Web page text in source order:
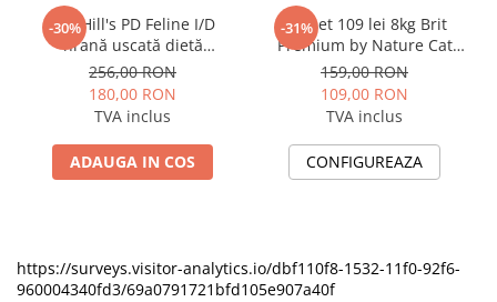
-30%
3kg Hill's PD Feline I/D
hrană uscată dietă
veterinară pentru pisici cu
probleme digestive
256,00 RON
180,00 RON
TVA inclus
ADAUGA IN COS
-31%
Pachet 109 lei 8kg Brit
Premium by Nature Cat
Adult Chicken, hrana uscata
pentru pisici adulte + 162
lei Vectra Felis, spot-on,
pentru pisici, 3 pipete
159,00 RON
109,00 RON
TVA inclus
CONFIGUREAZA
https://surveys.visitor-analytics.io/dbf110f8-1532-11f0-92f6-
960004340fd3/69a0791721bfd105e907a40f